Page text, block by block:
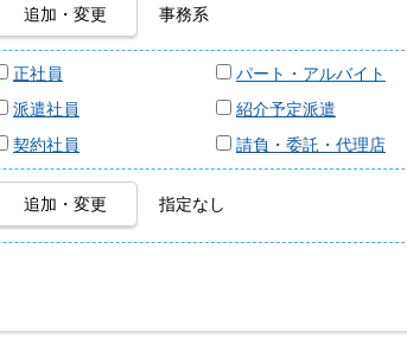
追加・変更 事務系
正社員
パート・アルバイト
派遣社員
紹介予定派遣
契約社員
請負・委託・代理店
追加・変更 指定なし